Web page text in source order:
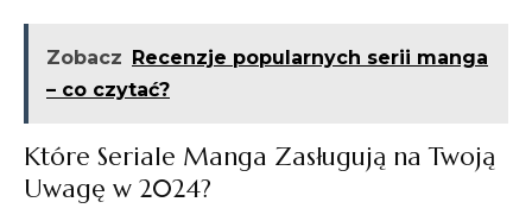
Zobacz Recenzje popularnych serii manga
– co czytać?
Które Seriale Manga Zasługują na Twoją
Uwagę w ⁤2024?